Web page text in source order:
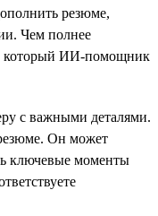
резюме,
Чем полнее
который ИИ-помощник
с важными деталями.
Он может
ключевые моменты